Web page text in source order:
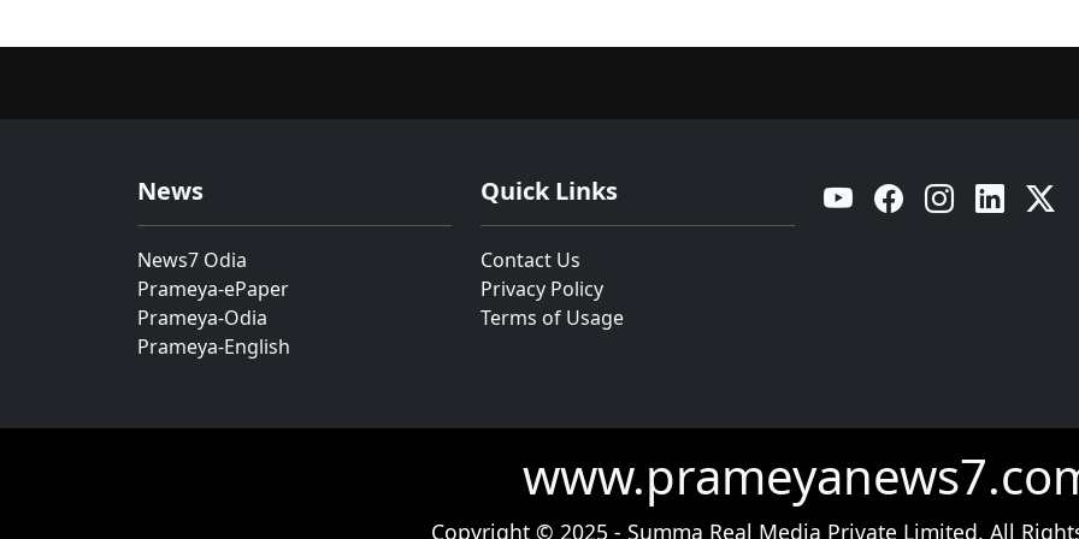
News
News7 Odia
Prameya-ePaper
Prameya-Odia
Prameya-English
Quick Links
Contact Us
Privacy Policy
Terms of Usage
YouTube Facebook Instagram
Copyright © 2025 - Summa Real Media Private Limited. All